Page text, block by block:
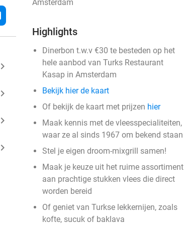
keyboard_arrow_right
keyboard_arrow_right
keyboard_arrow_right
keyboard_arrow_right
Amsterdam
Highlights
Dinerbon t.w.v €30 te besteden op het
hele aanbod van Turks Restaurant
Kasap in Amsterdam
Bekijk hier de kaart
Of bekijk de kaart met prijzen hier
Maak kennis met de vleesspecialiteiten,
waar ze al sinds 1967 om bekend staan
Stel je eigen droom-mixgrill samen!
Maak je keuze uit het ruime assortiment
aan prachtige stukken vlees die direct
worden bereid
Of geniet van Turkse lekkernijen, zoals
kofte, sucuk of baklava